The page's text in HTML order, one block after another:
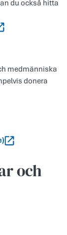
du också hitta
medmänniska
donera
och